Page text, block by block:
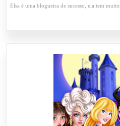
Elsa é uma blogueira de sucesso, ela tem